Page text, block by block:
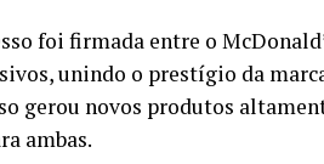
foi firmada entre o
unindo o prestígio da
gerou novos produtos
ambas.